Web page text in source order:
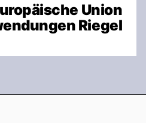
Union
Riegel